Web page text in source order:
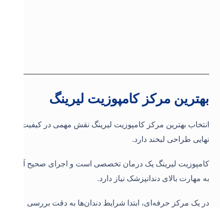
بهترین مرکز کامپوزیت لیرینگ
انتخاب بهترین مرکز کامپوزیت لیرینگ نقش مهمی در کیفیت
نهایی طراحی لبخند دارد.
کامپوزیت لیرینگ یک درمان تخصصی است و اجرای صحیح آن
به مهارت بالای دندانپزشک نیاز دارد.
در یک مرکز حرفه‌ای، ابتدا شرایط دندان‌ها به دقت بررسی